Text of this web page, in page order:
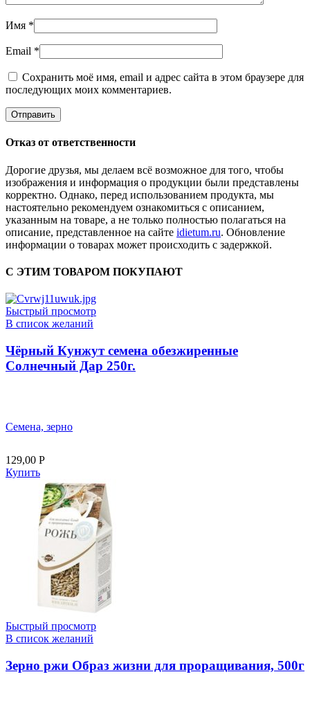
Имя *
Email *
Сохранить моё имя, email и адрес сайта в этом браузере для
последующих моих комментариев.
Отказ от ответственности
Дорогие друзья, мы делаем всё возможное для того, чтобы
изображения и информация о продукции были представлены
корректно. Однако, перед использованием продукта, мы
настоятельно рекомендуем ознакомиться с описанием,
указанным на товаре, а не только полностью полагаться на
описание, представленное на сайте idietum.ru. Обновление
информации о товарах может происходить с задержкой.
С ЭТИМ ТОВАРОМ ПОКУПАЮТ
Быстрый просмотр
В список желаний
Чёрный Кунжут семена обезжиренные
Солнечный Дар 250г.
Семена, зерно
129,00 Р
Купить
Быстрый просмотр
В список желаний
Зерно ржи Образ жизни для проращивания, 500г